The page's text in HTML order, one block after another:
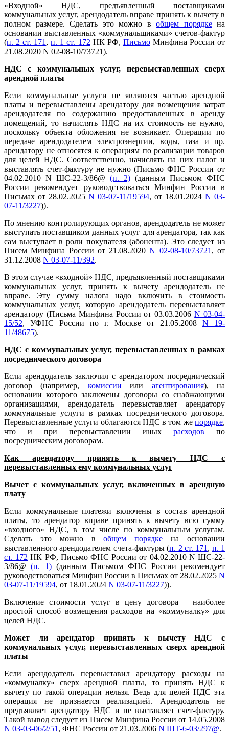
«Входной» НДС, предъявленный поставщиками
коммунальных услуг, арендодатель вправе принять к вычету в
полном размере. Сделать это можно в общем порядкена
основании выставленных «коммунальщиками» счетов-фактур
(п. 2 ст. 171 ,п. 1 ст. 172 НК РФ, ПисьмоМинфина России от
21.08.2020 N 02-08-10/73721).
НДС с коммунальных услуг, перевыставленных сверх
арендной платы
Если коммунальные услуги не являются частью арендной
платы и перевыставлены арендатору для возмещения затрат
арендодателя по содержанию предоставленных в аренду
помещений, то начислять НДС на их стоимость не нужно,
поскольку объекта обложения не возникает. Операции по
передаче арендодателем электроэнергии, воды, газа и пр.
арендатору не относятся к операциям по реализации товаров
для целей НДС. Соответственно, начислять на них налог и
выставлять счет-фактуру не нужно (Письмо ФНС России от
04.02.2010 N ШС-22-3/86@ (п. 2) (данным Письмом ФНС
России рекомендует руководствоваться Минфин России в
Письмах от 28.02.2025 N 03-07-11/19594, от 18.01.2024 N 03-
07-11/3227)).
По мнению контролирующих органов, арендодатель не может
выступать поставщиком данных услуг для арендатора, так как
сам выступает в роли покупателя (абонента). Это следует из
Писем Минфина России от 21.08.2020N 02-08-10/73721 , от
31.12.2008 N 03-07-11/392.
В этом случае «входной» НДС, предъявленный поставщиками
коммунальных услуг, принять к вычету арендодатель не
вправе. Эту сумму налога надо включить в стоимость
коммунальных услуг, которую арендодатель перевыставляет
арендатору (Письма Минфина России от 03.03.2006N 03-04-
15/52, УФНС России по г. Москве от 21.05.2008 N 19-
11/48675).
НДС с коммунальных услуг, перевыставленных в рамках
посреднического договора
Если арендодатель заключил с арендатором посреднический
договор (например, комиссии или агентирования), на
основании которого заключены договоры со снабжающими
организациями, арендодатель перевыставляет арендатору
коммунальные услуги в рамках посреднического договора.
Перевыставленные услуги облагаются НДС в том же порядке,
что и при перевыставлении иных расходов по
посредническим договорам.
Как арендатору принять к вычету НДС с
перевыставленных ему коммунальных услуг
Вычет с коммунальных услуг, включенных в арендную
плату
Если коммунальные платежи включены в состав арендной
платы, то арендатор вправе принять к вычету всю сумму
«входного» НДС, в том числе по коммунальным услугам.
Сделать это можно вобщем порядке на основании
выставленного арендодателем счета-фактуры (п. 2 ст. 171 , п. 1
ст. 172 НК РФ, Письмо ФНС России от 04.02.2010 N ШС-22-
3/86@(п. 1)(данным Письмом ФНС России рекомендует
руководствоваться Минфин России в Письмах от 28.02.2025 N
03-07-11/19594, от 18.01.2024 N 03-07-11/3227)).
Включение стоимости услуг в цену договора – наиболее
простой способ возмещения расходов на «коммуналку» для
целей НДС.
Может ли арендатор принять к вычету НДС с
коммунальных услуг, перевыставленных сверх арендной
платы
Если арендодатель перевыставил арендатору расходы на
«коммуналку» сверх арендной платы, то принять НДС к
вычету по такой операции нельзя. Ведь для целей НДС эта
операция не признается реализацией. Арендодатель не
предъявляет арендатору НДС и не выставляет счет-фактуру.
Такой вывод следует из Писем Минфина России от 14.05.2008
N 03-03-06/2/51 , ФНС России от 21.03.2006 N ШТ-6-03/297@.